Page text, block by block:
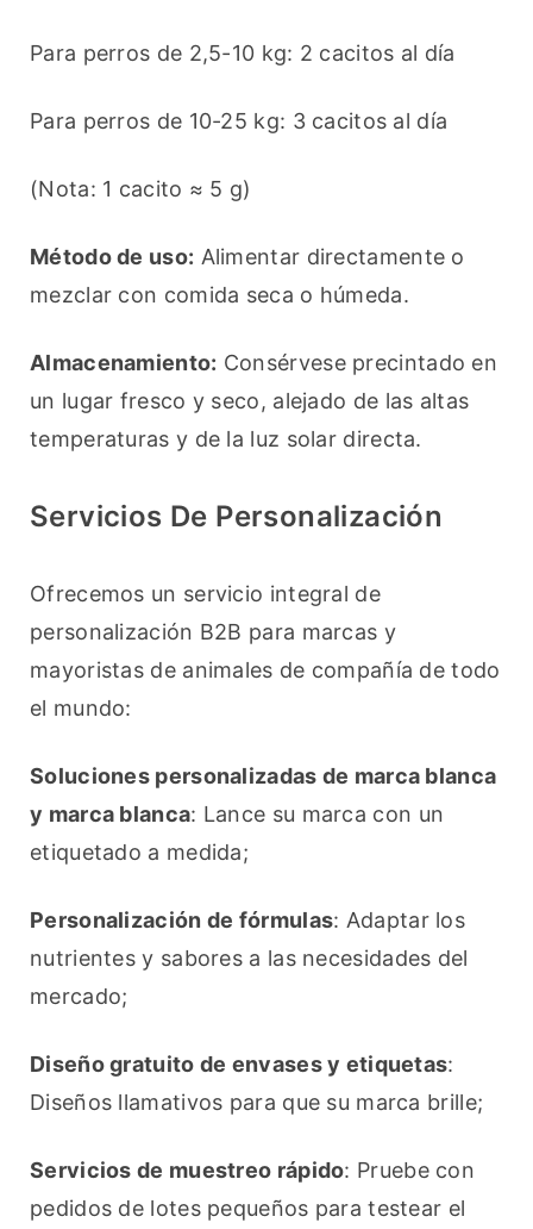
Para perros de 2,5-10 kg: 2 cacitos al día
Para perros de 10-25 kg: 3 cacitos al día
(Nota: 1 cacito ≈ 5 g)
Método de uso: Alimentar directamente o
mezclar con comida seca o húmeda.
Almacenamiento: Consérvese precintado en
un lugar fresco y seco, alejado de las altas
temperaturas y de la luz solar directa.
Servicios De Personalización
Ofrecemos un servicio integral de
personalización B2B para marcas y
mayoristas de animales de compañía de todo
el mundo:
Soluciones personalizadas de marca blanca
y marca blanca: Lance su marca con un
etiquetado a medida;
Personalización de fórmulas: Adaptar los
nutrientes y sabores a las necesidades del
mercado;
Diseño gratuito de envases y etiquetas:
Diseños llamativos para que su marca brille;
Servicios de muestreo rápido: Pruebe con
pedidos de lotes pequeños para testear el